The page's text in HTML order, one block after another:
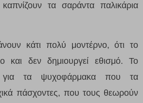
καπνίζουν τα σαράντα παλικάρια
κάτι πολύ μοντέρνο, ότι το
και δεν δημιουργεί εθισμό. Το
για τα ψυχοφάρμακα που τα
πάσχοντες, που τους θεωρούν